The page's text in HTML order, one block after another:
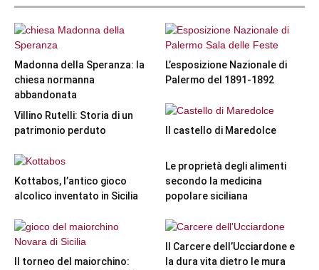
Madonna della Speranza: la
chiesa normanna
abbandonata
L’esposizione Nazionale di
Palermo del 1891-1892
Villino Rutelli: Storia di un
patrimonio perduto
Il castello di Maredolce
Kottabos, l’antico gioco
alcolico inventato in Sicilia
Le proprietà degli alimenti
secondo la medicina
popolare siciliana
Il torneo del maiorchino:
Il Carcere dell’Ucciardone e
la dura vita dietro le mura